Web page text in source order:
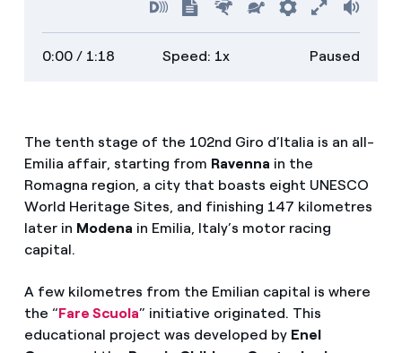
Turn
on
descriptions
Show
transcript
FasterSlowerPreferences
Enter
full
screen
0:00/ 1:18 Speed: 1x Paused
The tenth stage of the 102nd Giro d’Italia is an all-
Emilia affair, starting from Ravenna in the
Romagna region, a city that boasts eight UNESCO
World Heritage Sites, and finishing 147 kilometres
later in Modena in Emilia, Italy’s motor racing
capital.
A few kilometres from the Emilian capital is where
the “Fare Scuola” initiative originated. This
educational project was developed by Enel